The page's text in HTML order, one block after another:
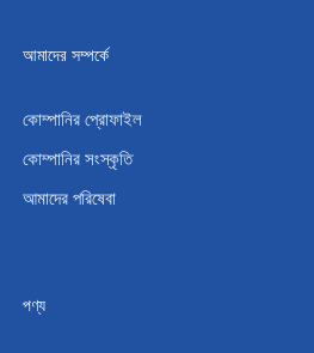
আমাদের সম্পর্কে
কোম্পানির প্রোফাইল
কোম্পানির সংস্কৃতি
আমাদের পরিষেবা
পণ্য